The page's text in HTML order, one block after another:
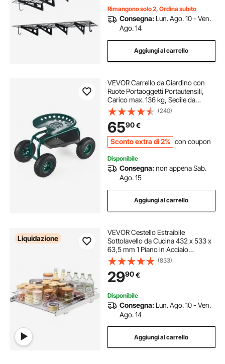
Rimangono solo 2, Ordina subito
Consegna: Lun. Ago. 10 - Ven.
Ago. 14
Aggiungi al carrello
VEVOR Carrello da Giardino con
Ruote Portaoggetti Portautensili,
Carico max. 136 kg, Sedile da
Lavoro Carrello per Giardinaggio,
Tosaerba, Piantagione, Sedile 450 x
370 mm Girevole 360°
(240)
6590€
Sconto extra di 2% con coupon
Disponibile
Consegna:non appena Sab.
Ago. 15
Aggiungi al carrello
Liquidazione
VEVOR Cestello Estraibile
Sottolavello da Cucina 432 x 533 x
63,5 mm 1 Piano in Acciaio
Cromato, Cestello Scorrevole per
Cucina Ripiano Carico max. 13 kg,
Cestello Portautensili Sottolavello
da Cucina
(833)
2990€
Disponibile
Consegna: Lun. Ago. 10 - Ven.
Ago. 14
Aggiungi al carrello